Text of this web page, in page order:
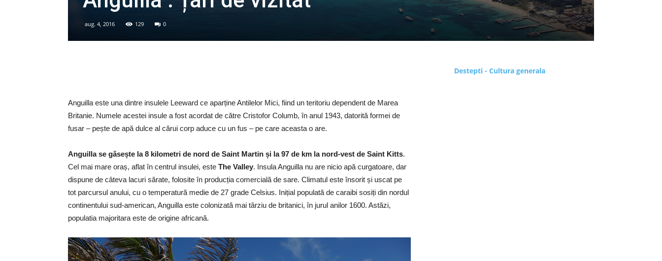
aug. 4, 2016 129 0
Anguilla este una dintre insulele Leeward ce aparține Antilelor Mici, fiind un teritoriu dependent de Marea
Britanie. Numele acestei insule a fost acordat de către Cristofor Columb, în anul 1943, datorită formei de
fusar – pește de apă dulce al cărui corp aduce cu un fus – pe care aceasta o are.
Anguilla se găsește la 8 kilometri de nord de Saint Martin și la 97 de km la nord-vest de Saint Kitts.
Cel mai mare oraș, aflat în centrul insulei, este The Valley. Insula Anguilla nu are nicio apă curgatoare, dar
dispune de câteva lacuri sărate, folosite în producția comercială de sare. Climatul este însorit și uscat pe
tot parcursul anului, cu o temperatură medie de 27 grade Celsius. Inițial populată de caraibi sosiți din nordul
continentului sud-american, Anguilla este colonizată mai târziu de britanici, în jurul anilor 1600. Astăzi,
populatia majoritara este de origine africană.
Destepti - Cultura generala